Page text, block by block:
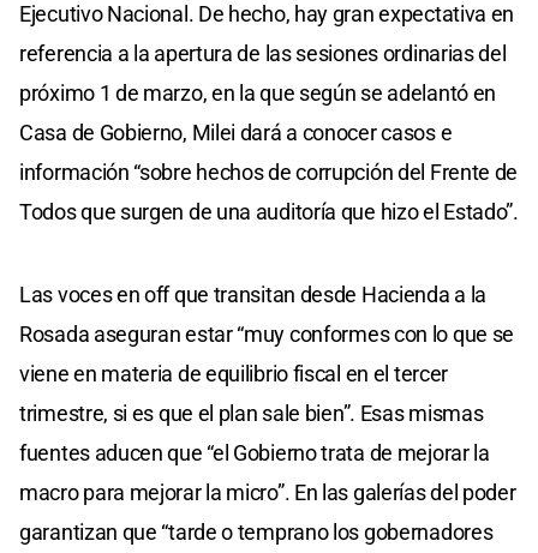
Ejecutivo Nacional. De hecho, hay gran expectativa en
referencia a la apertura de las sesiones ordinarias del
próximo 1 de marzo, en la que según se adelantó en
Casa de Gobierno, Milei dará a conocer casos e
información “sobre hechos de corrupción del Frente de
Todos que surgen de una auditoría que hizo el Estado”.
Las voces en off que transitan desde Hacienda a la
Rosada aseguran estar “muy conformes con lo que se
viene en materia de equilibrio fiscal en el tercer
trimestre, si es que el plan sale bien”. Esas mismas
fuentes aducen que “el Gobierno trata de mejorar la
macro para mejorar la micro”. En las galerías del poder
garantizan que “tarde o temprano los gobernadores